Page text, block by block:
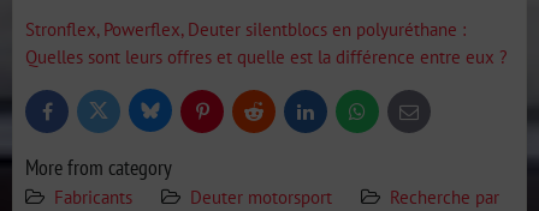
Stronflex, Powerflex, Deuter silentblocs en polyuréthane :
Quelles sont leurs offres et quelle est la différence entre eux ?
FacebookTwitter BlueskyPinterestReddit LinkedInWhatsApp
E-
mail
More from category
Fabricants Deuter motorsport
Recherche par